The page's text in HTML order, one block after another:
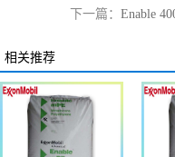
下一篇： Enable
相关推荐